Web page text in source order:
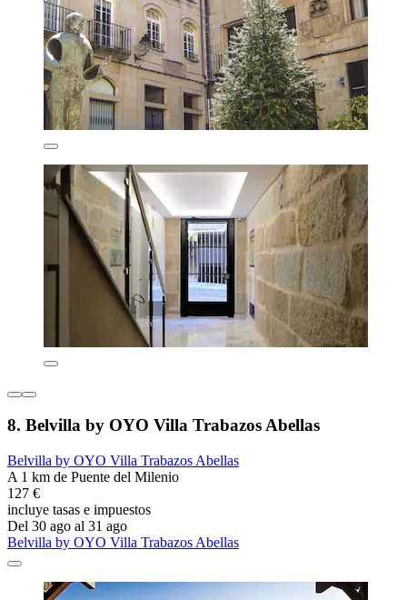
8. Belvilla by OYO Villa Trabazos Abellas
Belvilla by OYO Villa Trabazos Abellas
A 1 km de Puente del Milenio
127 €
incluye tasas e impuestos
Del 30 ago al 31 ago
Belvilla by OYO Villa Trabazos Abellas